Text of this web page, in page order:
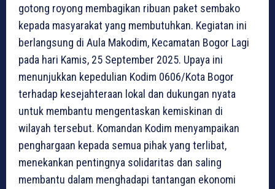
gotong royong membagikan ribuan paket sembako
kepada masyarakat yang membutuhkan. Kegiatan ini
berlangsung di Aula Makodim, Kecamatan Bogor Lagi
pada hari Kamis, 25 September 2025. Upaya ini
menunjukkan kepedulian Kodim 0606/Kota Bogor
terhadap kesejahteraan lokal dan dukungan nyata
untuk membantu mengentaskan kemiskinan di
wilayah tersebut. Komandan Kodim menyampaikan
penghargaan kepada semua pihak yang terlibat,
menekankan pentingnya solidaritas dan saling
membantu dalam menghadapi tantangan ekonomi